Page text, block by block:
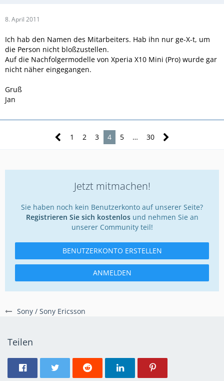
Sony / Sony Ericsson
8. April 2011
Ich hab den Namen des Mitarbeiters. Hab ihn nur ge-X-t, um
die Person nicht bloßzustellen.
Auf die Nachfolgermodelle von Xperia X10 Mini (Pro) wurde gar
nicht näher eingegangen.
Gruß
Jan
1 2 3 4 5 … 30
Jetzt mitmachen!
Sie haben noch kein Benutzerkonto auf unserer Seite?
Registrieren Sie sich kostenlosund nehmen Sie an
unserer Community teil!
BENUTZERKONTO ERSTELLEN
ANMELDEN
Teilen